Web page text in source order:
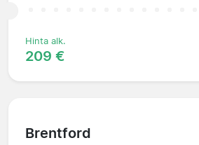
Hinta alk.
209 €
Brentford